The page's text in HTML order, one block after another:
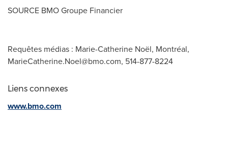
SOURCE BMO Groupe Financier
Requêtes médias : Marie-Catherine Noël, Montréal,
MarieCatherine.Noel@bmo.com, 514-877-8224
Liens connexes
www.bmo.com